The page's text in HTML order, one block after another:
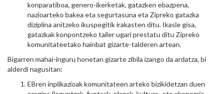
konparatiboa, genero-ikerketak, gatazken ebazpena,
nazioarteko bakea eta segurtasuna eta Zipreko gatazka
diziplina anitzeko ikuspegitik irakasten ditu. Ikasle gisa,
gatazkak konpontzeko tailer ugari prestatu ditu Zipreko
komunitateetako hainbat gizarte-talderen artean.
Bigarren mahai-inguru honetan gizarte zibila izango da ardatza, bi
alderdi nagusitan:
EBren inplikazioak komunitateen arteko bizikidetzan duen